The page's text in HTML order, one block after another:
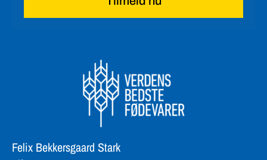
Tilmeld nu